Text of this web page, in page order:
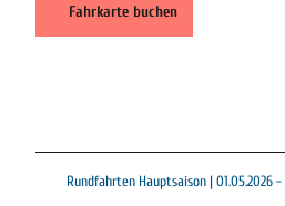
Fahrkarte buchen
Rundfahrten Hauptsaison | 01.05.2026 -